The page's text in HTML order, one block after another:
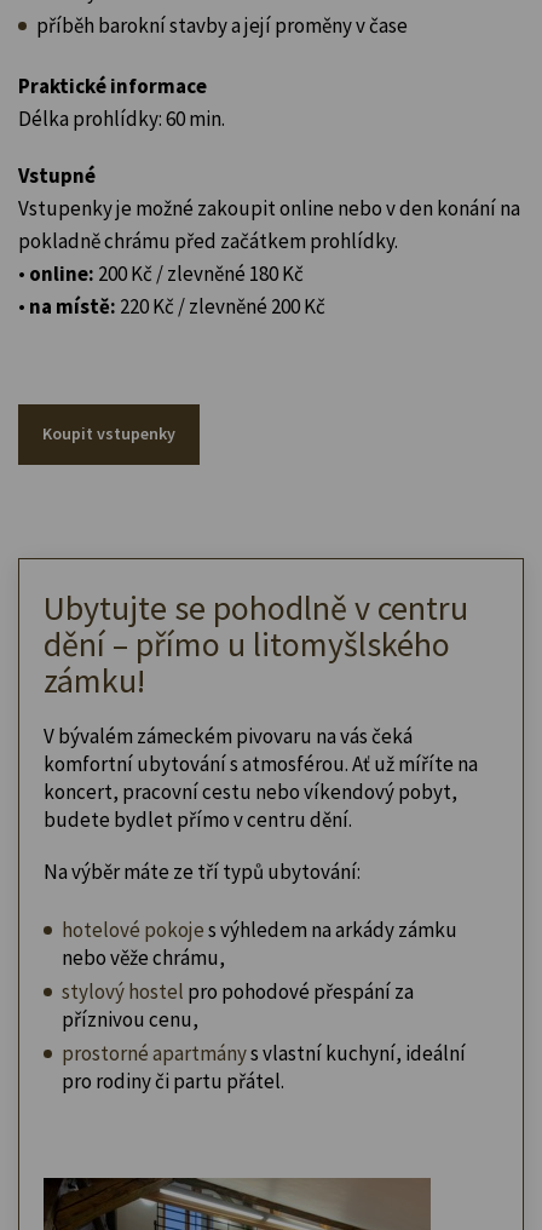
příběh barokní stavby a její proměny v čase
Praktické informace
Délka prohlídky: 60 min.
Vstupné
Vstupenky je možné zakoupit online nebo v den konání na
pokladně chrámu před začátkem prohlídky.
• online: 200 Kč / zlevněné 180 Kč
• na místě: 220 Kč / zlevněné 200 Kč
Koupit vstupenky
Ubytujte se pohodlně v centru
dění – přímo u litomyšlského
zámku!
V bývalém zámeckém pivovaru na vás čeká
komfortní ubytování s atmosférou. Ať už míříte na
koncert, pracovní cestu nebo víkendový pobyt,
budete bydlet přímo v centru dění.
Na výběr máte ze tří typů ubytování:
hotelové pokojes výhledem na arkády zámku
nebo věže chrámu,
stylový hostel pro pohodové přespání za
příznivou cenu,
prostorné apartmánys vlastní kuchyní, ideální
pro rodiny či partu přátel.